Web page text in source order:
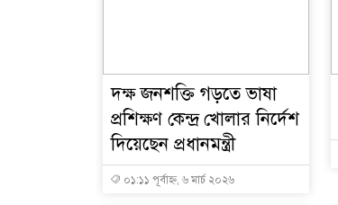
দক্ষ জনশক্তি গড়তে ভাষা
প্রশিক্ষণ কেন্দ্র খোলার নির্দেশ
দিয়েছেন প্রধানমন্ত্রী
০১:১১ পূর্বাহ্ন, ৬ মার্চ ২০২৬